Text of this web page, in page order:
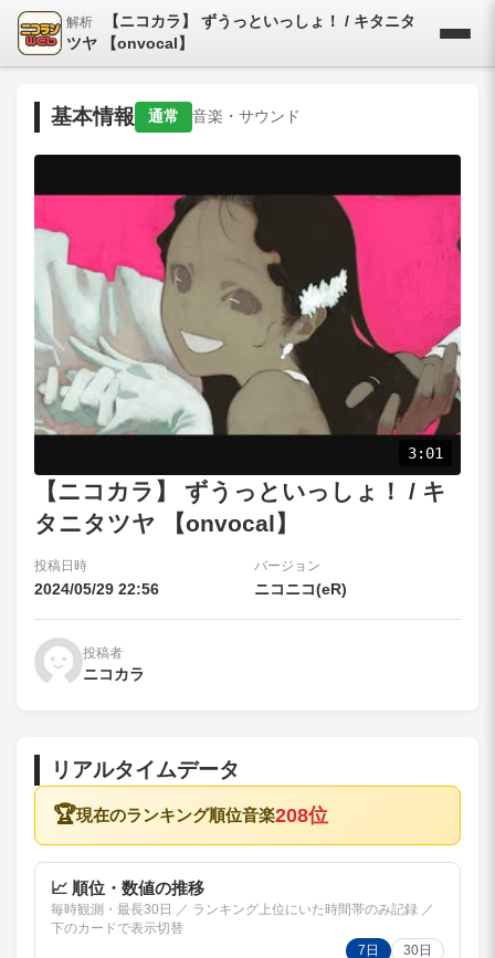
解析
【ニコカラ】 ずうっといっしょ！ / キタニタ
ツヤ 【onvocal】
基本情報 通常 音楽・サウンド
3:01
【ニコカラ】 ずうっといっしょ！ / キ
タニタツヤ 【onvocal】
投稿日時
2024/05/29 22:56
バージョン
ニコニコ(eR)
投稿者
ニコカラ
リアルタイムデータ
🏆現在のランキング順位音楽208位
📈 順位・数値の推移
毎時観測・最長30日 ／ ランキング上位にいた時間帯のみ記録 ／
下のカードで表示切替
7日
30日